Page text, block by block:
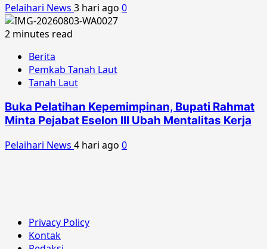
Pelaihari News 3 hari ago 0
2 minutes read
Berita
Pemkab Tanah Laut
Tanah Laut
Buka Pelatihan Kepemimpinan, Bupati Rahmat
Minta Pejabat Eselon III Ubah Mentalitas Kerja
Pelaihari News 4 hari ago 0
Privacy Policy
Kontak